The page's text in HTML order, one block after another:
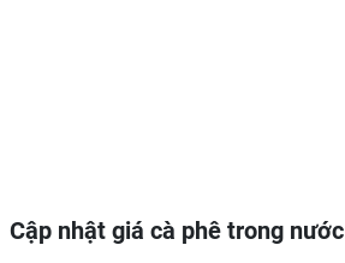
Cập nhật giá cà phê trong nước